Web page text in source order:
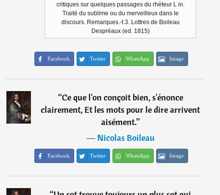
critiques sur quelques passages du rhéteur L in.
Traité du sublime ou du merveilleux dans le
discours. Remarques.-t.3. Lottres de Boileau
Despréaux (ed. 1815)
Facebook Twitter WhatsApp Image
“Ce que l'on conçoit bien, s'énonce
clairement, Et les mots pour le dire arrivent
aisément.”
―Nicolas Boileau
Facebook Twitter WhatsApp Image